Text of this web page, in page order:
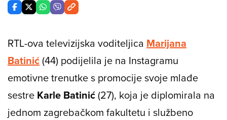
RTL-ova televizijska voditeljica Marijana
Batinić(44) podijelila je na Instagramu
emotivne trenutke s promocije svoje mlađe
sestre Karle Batinić(27), koja je diplomirala na
jednom zagrebačkom fakultetu i službeno